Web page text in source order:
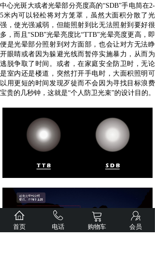
中心光斑大或者光晕部分亮度高的“SDB”手电筒在2-
5米内可以轻松将对方笼罩，虽然大面积分散了光
强，使光强减弱，但能照射到比无法照射到要好很
多，而且“SDB”光晕亮度比“TTB”光晕亮度更高，即
便是光晕部分照射到对方面部，也会让对方无法睁
开眼睛或者因为躲避光线而暂停实施暴力，从而为
逃脱争取了时间。或者，在家庭安全防卫时，无论
是室内还是楼道，突然打开手电时，大面积照明可
以用更短的时间发现歹徒而不会因为寻找目标浪费
宝贵的几秒钟，这就是“个人防卫光束”的设计目的。
首页 电话 购物车 会员